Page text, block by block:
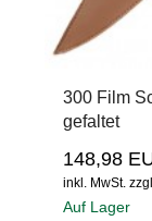
300 Film
gefaltet
148,98
inkl. MwSt.
Auf Lager